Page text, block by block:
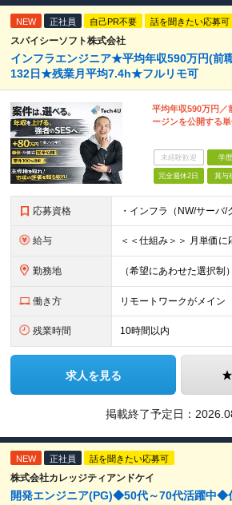
NEW 正社員 自己PR不要 話を聞きたい応募可
スパイシーソフト株式会社
インフラエンジニア★平均年収590万円(前
132日★残業月平均7.4h★フルリモ可
平均年収590万円／
ージンを公開する
未経験歓迎 学
完全週休2日 賞与
応募資格
給与
勤務地
働き方 リモートワークがメイン
残業時間 10時間以内
求人を見る
掲載終了予定日：
NEW 正社員 話を聞きたい応募可
株式会社カレッジティアンドケイ
開発エンジニア(PG)◆50代～70代活躍中